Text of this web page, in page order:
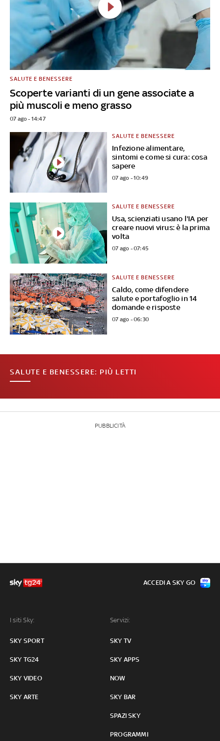
Scoperte varianti di un gene associate a
più muscoli e meno grasso
SALUTE E BENESSERE
07 ago - 14:47
Infezione alimentare,
sintomi e come si cura: cosa
sapere
SALUTE E BENESSERE
07 ago - 10:49
Usa, scienziati usano l'IA per
creare nuovi virus: è la prima
volta
SALUTE E BENESSERE
07 ago - 07:45
Caldo, come difendere
salute e portafoglio in 14
domande e risposte
SALUTE E BENESSERE
07 ago - 06:30
SALUTE E BENESSERE: PIÙ LETTI
PUBBLICITÀ
I siti Sky:
SKY SPORT
SKY TG24
SKY VIDEO
SKY ARTE
Servizi:
SKY TV
SKY APPS
NOW
SKY BAR
SPAZI SKY
PROGRAMMI
ACCEDI A SKY GO